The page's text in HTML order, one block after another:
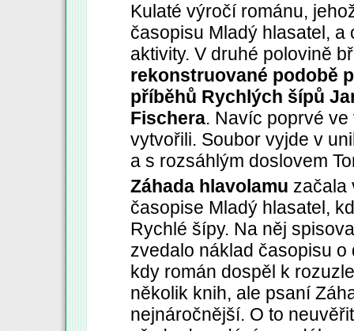
Kulaté výročí románu,
časopisu Mladý hlasatel,
aktivity. V druhé polovině
rekonstruované podobě
příběhů Rychlých šípů
Fischera. Navíc poprvé
vytvořili. Soubor vyjde v
a s rozsáhlým doslovem
Záhada hlavolamu začala
časopise Mladý hlasatel,
Rychlé šípy. Na něj
zvedalo náklad časopisu
kdy román dospěl k
několik knih, ale psaní
nejnáročnější. O to